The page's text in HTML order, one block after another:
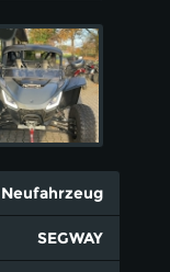
Neufahrzeug
SEGWAY